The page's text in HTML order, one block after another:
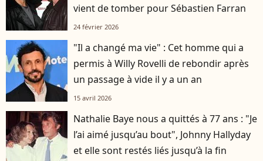
vient de tomber pour Sébastien Farran
24 février 2026
"Il a changé ma vie" : Cet homme qui a
permis à Willy Rovelli de rebondir après
un passage à vide il y a un an
15 avril 2026
Nathalie Baye nous a quittés à 77 ans : "Je
l’ai aimé jusqu’au bout", Johnny Hallyday
et elle sont restés liés jusqu’à la fin